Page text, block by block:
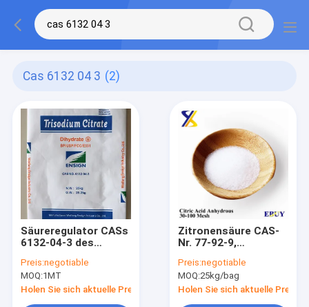
Cas 6132 04 3 (2)
Säureregulator CASs
6132-04-3 des
Natriumcitrat-
Lebensmittel-
Zusatzstoff
Preis:negotiable
MOQ:1MT
Holen Sie sich aktuelle Preis
Zitronensäure CAS-
Nr. 77-92-9,
Monohydrat CAS-Nr.
5949-29-1,
Trisatriumzitrat
CAS-Nr. 6132-04-3
Preis:negotiable
MOQ:25kg/bag
Holen Sie sich aktuelle Preis